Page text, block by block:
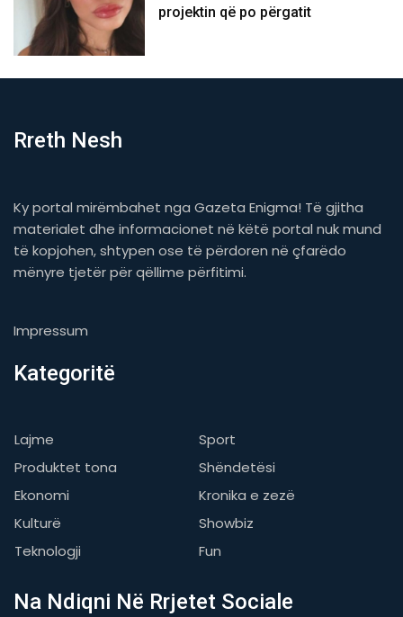
projektin që po përgatit
Rreth Nesh
Ky portal mirëmbahet nga Gazeta Enigma! Të gjitha
materialet dhe informacionet në këtë portal nuk mund
të kopjohen, shtypen ose të përdoren në çfarëdo
mënyre tjetër për qëllime përfitimi.
Impressum
Kategoritë
Lajme
Sport
Produktet tona
Shëndetësi
Ekonomi
Kronika e zezë
Kulturë
Showbiz
Teknologji
Fun
Na Ndiqni Në Rrjetet Sociale